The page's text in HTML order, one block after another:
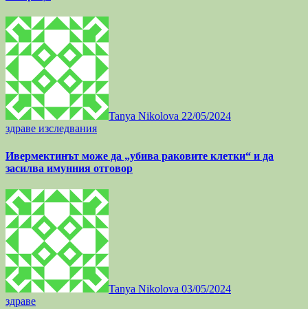
Tanya Nikolova 22/05/2024
здраве изследвания
Ивермектинът може да „убива раковите клетки“ и да
засилва имунния отговор
Tanya Nikolova 03/05/2024
здраве